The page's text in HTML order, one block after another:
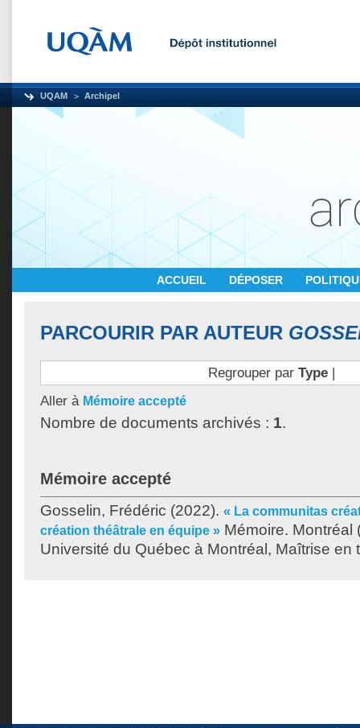
UQAM Archipel
ACCUEIL DÉPOSER
PARCOURIR PAR AUTEUR
Regrouper par Type|
Aller à Mémoire accepté
Nombre de documents archivés : 1.
Mémoire accepté
Gosselin, Frédéric (2022). « La communitas
création théâtrale en équipe » Mémoire. Montréal
Université du Québec à Montréal, Maîtrise en